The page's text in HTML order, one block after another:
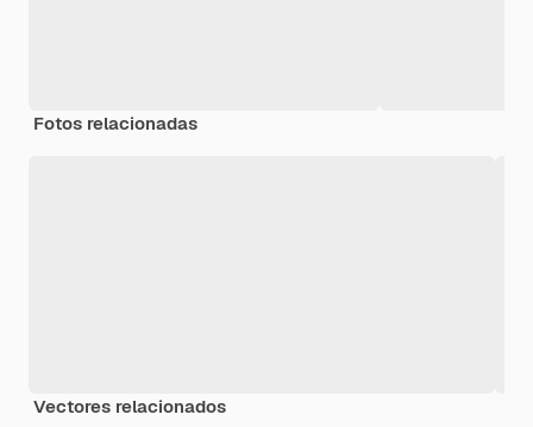
Fotos relacionadas
Vectores relacionados